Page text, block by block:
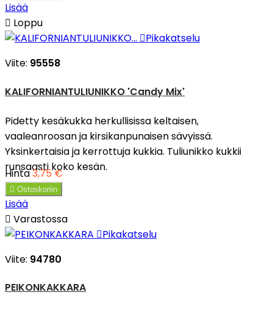
Lisää
 Loppu
Pikakatselu
Viite: 95558
KALIFORNIANTULIUNIKKO 'Candy Mix'
Pidetty kesäkukka herkullisissa keltaisen,
vaaleanroosan ja kirsikanpunaisen sävyissä.
Yksinkertaisia ja kerrottuja kukkia. Tuliunikko kukkii
runsaasti koko kesän.
Hinta3,75 €
 Ostoskoriin
Lisää
 Varastossa
Pikakatselu
Viite: 94780
PEIKONKAKKARA